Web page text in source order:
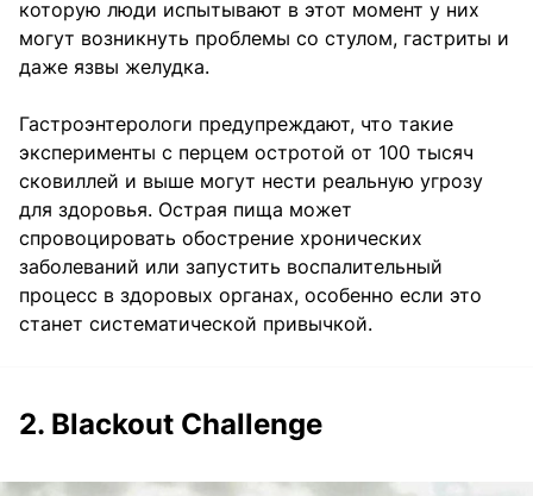
которую люди испытывают в этот момент у них
могут возникнуть проблемы со стулом, гастриты и
даже язвы желудка.
Гастроэнтерологи предупреждают, что такие
эксперименты с перцем остротой от 100 тысяч
сковиллей и выше могут нести реальную угрозу
для здоровья. Острая пища может
спровоцировать обострение хронических
заболеваний или запустить воспалительный
процесс в здоровых органах, особенно если это
станет систематической привычкой.
2. Blackout Challenge